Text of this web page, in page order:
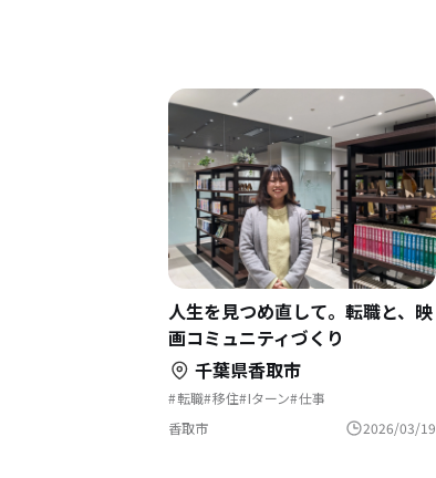
人生を見つめ直して。転職と、映
画コミュニティづくり
千葉県香取市
転職 移住 Iターン 仕事
地域おこし協力隊 地方移住
香取市
2026/03/19